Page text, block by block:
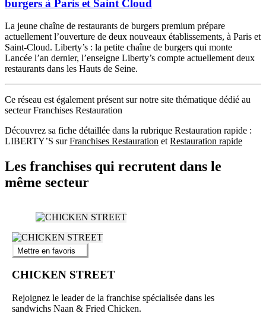
burgers à Paris et Saint Cloud
La jeune chaîne de restaurants de burgers premium prépare
actuellement l’ouverture de deux nouveaux établissements, à Paris et
Saint-Cloud. Liberty’s : la petite chaîne de burgers qui monte
Lancée l’an dernier, l’enseigne Liberty’s compte actuellement deux
restaurants dans les Hauts de Seine.
Ce réseau est également présent sur notre site thématique dédié au
secteur Franchises Restauration
Découvrez sa fiche détaillée dans la rubrique Restauration rapide :
LIBERTY’S surFranchises Restauration etRestauration rapide
Les franchises qui recrutent dans le
même secteur
Mettre en favoris
CHICKEN STREET
Rejoignez le leader de la franchise spécialisée dans les
sandwichs Naan & Fried Chicken.